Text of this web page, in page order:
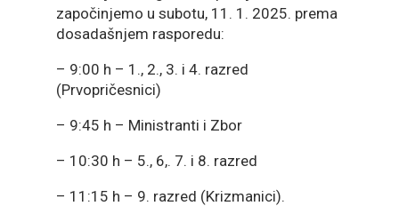
započinjemo u subotu, 11. 1. 2025. prema
dosadašnjem rasporedu:
– 9:00 h – 1., 2., 3. i 4. razred
(Prvopričesnici)
– 9:45 h – Ministranti i Zbor
– 10:30 h – 5., 6,. 7. i 8. razred
– 11:15 h – 9. razred (Krizmanici).